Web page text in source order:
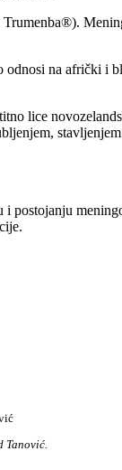
na afrički i
lice
postojanju
Tanović.